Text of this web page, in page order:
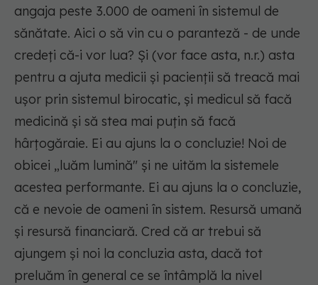
angaja peste 3.000 de oameni în sistemul de
sănătate. Aici o să vin cu o paranteză - de unde
credeți că-i vor lua? Și (vor face asta, n.r.) asta
pentru a ajuta medicii și pacienții să treacă mai
ușor prin sistemul birocatic, și medicul să facă
medicină și să stea mai puțin să facă
hârțogăraie. Ei au ajuns la o concluzie! Noi de
obicei „luăm lumină" și ne uităm la sistemele
acestea performante. Ei au ajuns la o concluzie,
că e nevoie de oameni în sistem. Resursă umană
și resursă financiară. Cred că ar trebui să
ajungem și noi la concluzia asta, dacă tot
preluăm în general ce se întâmplă la nivel